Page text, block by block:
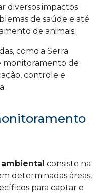
diversos impactos
de saúde e até
de animais.
como a Serra
monitoramento de
controle e
consiste na
determinadas áreas,
para captar e